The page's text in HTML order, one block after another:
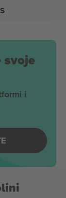
svoje
i